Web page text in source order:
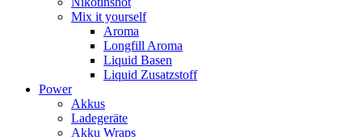
Mix it yourself
Aroma
Longfill Aroma
Liquid Basen
Liquid Zusatzstoff
Power
Akkus
Ladegeräte
Akku Wraps